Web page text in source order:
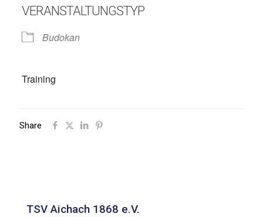
VERANSTALTUNGSTYP
Budokan
Training
Share
TSV Aichach 1868 e.V.